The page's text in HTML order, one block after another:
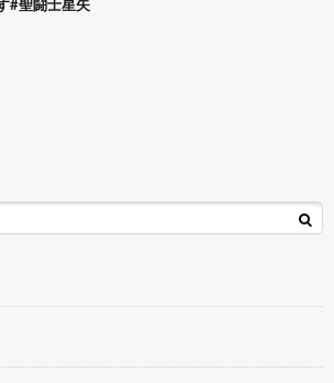
#聖闘士星矢